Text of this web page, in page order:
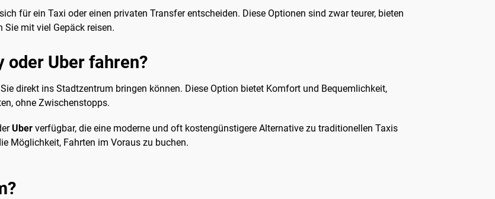
für ein Taxi oder einen privaten Transfer entscheiden. Diese Optionen sind zwar teurer, bieten
mit viel Gepäck reisen.
oder Uber fahren?
direkt ins Stadtzentrum bringen können. Diese Option bietet Komfort und Bequemlichkeit,
ohne Zwischenstopps.
Uber verfügbar, die eine moderne und oft kostengünstigere Alternative zu traditionellen Taxis
Möglichkeit, Fahrten im Voraus zu buchen.